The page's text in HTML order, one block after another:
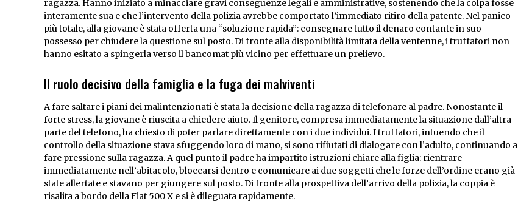
ragazza. Hanno iniziato a minacciare gravi conseguenze legali e amministrative, sostenendo che la colpa fosse
interamente sua e che l’intervento della polizia avrebbe comportato l’immediato ritiro della patente. Nel panico
più totale, alla giovane è stata offerta una “soluzione rapida”: consegnare tutto il denaro contante in suo
possesso per chiudere la questione sul posto. Di fronte alla disponibilità limitata della ventenne, i truffatori non
hanno esitato a spingerla verso il bancomat più vicino per effettuare un prelievo.
Il ruolo decisivo della famiglia e la fuga dei malviventi
A fare saltare i piani dei malintenzionati è stata la decisione della ragazza di telefonare al padre. Nonostante il
forte stress, la giovane è riuscita a chiedere aiuto. Il genitore, compresa immediatamente la situazione dall’altra
parte del telefono, ha chiesto di poter parlare direttamente con i due individui. I truffatori, intuendo che il
controllo della situazione stava sfuggendo loro di mano, si sono rifiutati di dialogare con l’adulto, continuando a
fare pressione sulla ragazza. A quel punto il padre ha impartito istruzioni chiare alla figlia: rientrare
immediatamente nell’abitacolo, bloccarsi dentro e comunicare ai due soggetti che le forze dell’ordine erano già
state allertate e stavano per giungere sul posto. Di fronte alla prospettiva dell’arrivo della polizia, la coppia è
risalita a bordo della Fiat 500 X e si è dileguata rapidamente.